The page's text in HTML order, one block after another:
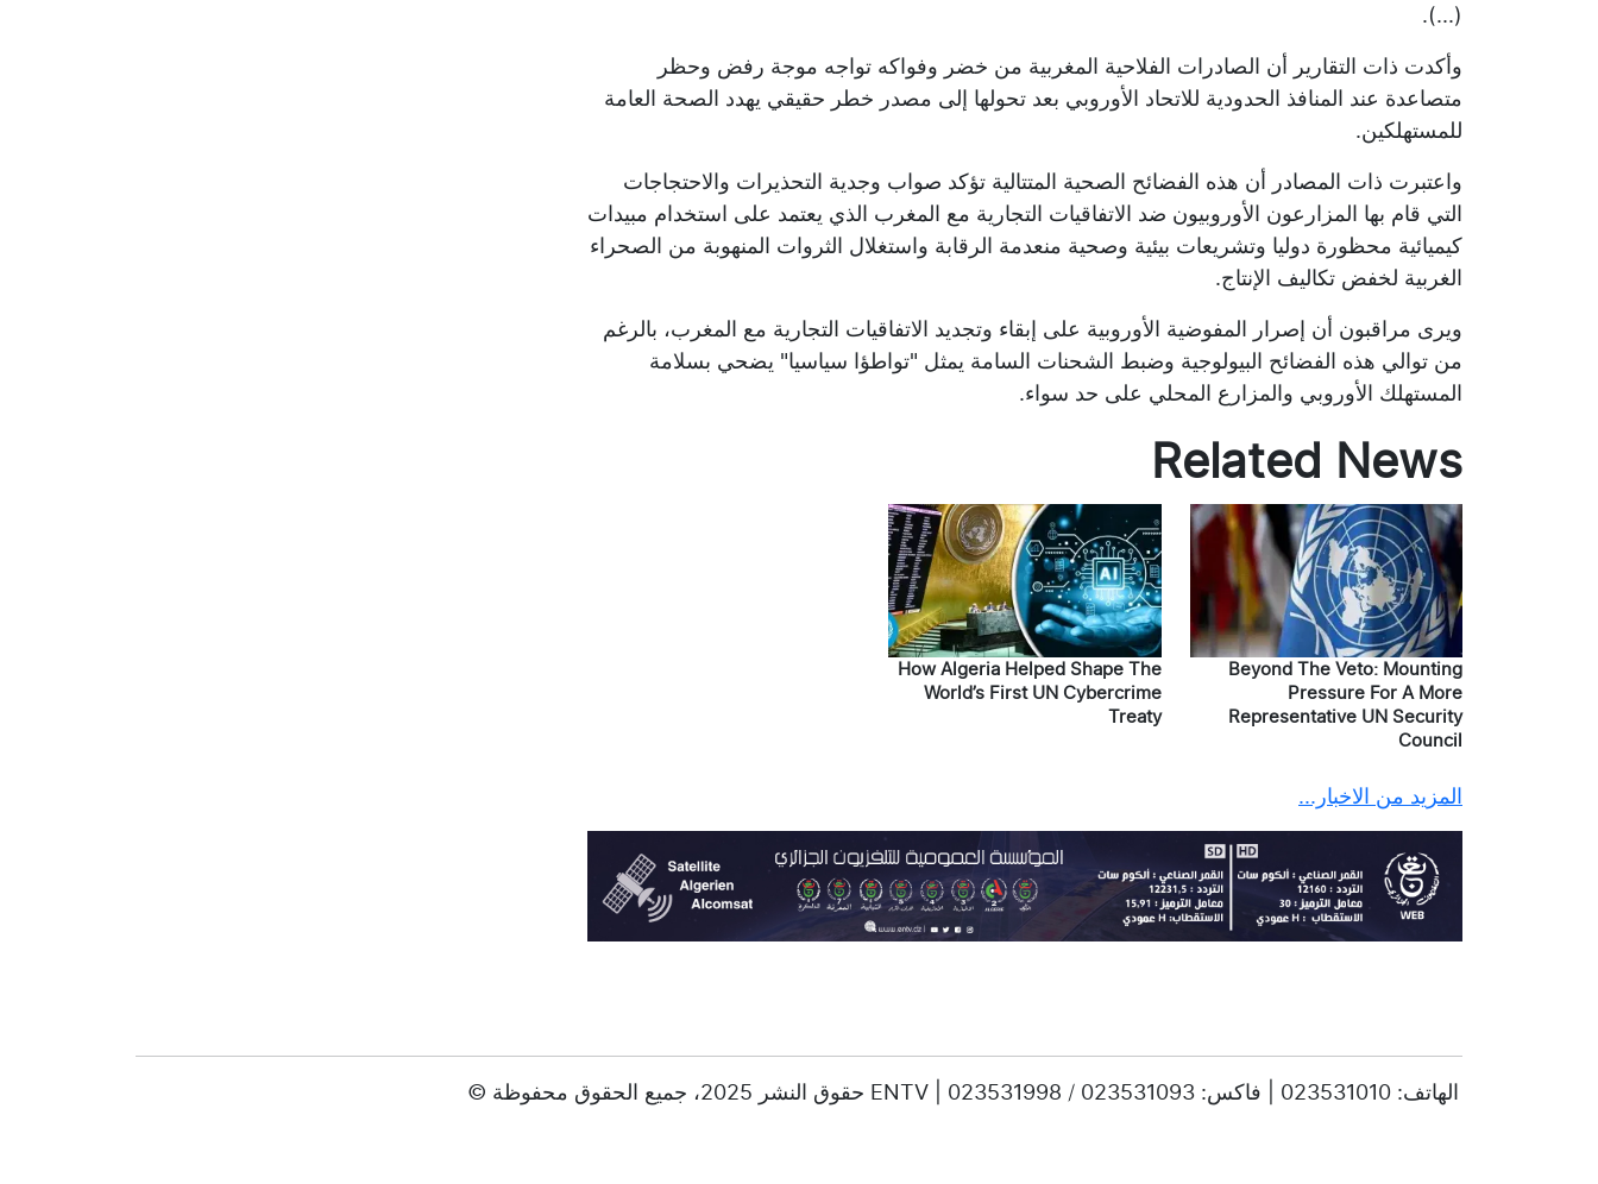
(...).
وأكدت ذات التقارير أن الصادرات الفلاحية المغربية من خضر وفواكه تواجه موجة رفض وحظر
متصاعدة عند المنافذ الحدودية للاتحاد الأوروبي بعد تحولها إلى مصدر خطر حقيقي يهدد الصحة العامة
للمستهلكين.
واعتبرت ذات المصادر أن هذه الفضائح الصحية المتتالية تؤكد صواب وجدية التحذيرات والاحتجاجات
التي قام بها المزارعون الأوروبيون ضد الاتفاقيات التجارية مع المغرب الذي يعتمد على استخدام مبيدات
كيميائية محظورة دوليا وتشريعات بيئية وصحية منعدمة الرقابة واستغلال الثروات المنهوبة من الصحراء
الغربية لخفض تكاليف الإنتاج.
ويرى مراقبون أن إصرار المفوضية الأوروبية على إبقاء وتجديد الاتفاقيات التجارية مع المغرب، بالرغم
من توالي هذه الفضائح البيولوجية وضبط الشحنات السامة يمثل "تواطؤا سياسيا" يضحي بسلامة
المستهلك الأوروبي والمزارع المحلي على حد سواء.
Related News
Beyond The Veto: Mounting
Pressure For A More
Representative UN Security
Council
How Algeria Helped Shape The
World’s First UN Cybercrime
Treaty
المزيد من الاخبار...
© حقوق النشر 2025، جميع الحقوق محفوظة ENTV | الهاتف: 023531010 | فاكس: 023531093 / 023531998